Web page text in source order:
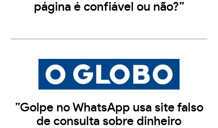
página é confiável ou não?”
”Golpe no WhatsApp usa site falso
de consulta sobre dinheiro